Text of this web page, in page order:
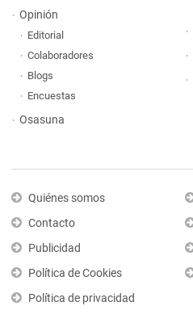
Opinión
Editorial
Colaboradores
Blogs
Encuestas
Osasuna
Quiénes somos
Contacto
Publicidad
Política de Cookies
Política de privacidad